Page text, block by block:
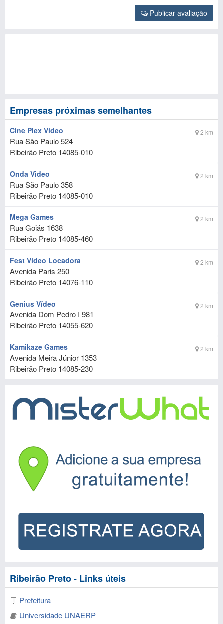
Publicar avaliação
Empresas próximas semelhantes
2 km
Cine Plex Vídeo
Rua São Paulo 524
Ribeirão Preto 14085-010
2 km
Onda Video
Rua São Paulo 358
Ribeirão Preto 14085-010
2 km
Mega Games
Rua Goiás 1638
Ribeirão Preto 14085-460
2 km
Fest Vídeo Locadora
Avenida Paris 250
Ribeirão Preto 14076-110
2 km
Genius Vídeo
Avenida Dom Pedro I 981
Ribeirão Preto 14055-620
2 km
Kamikaze Games
Avenida Meira Júnior 1353
Ribeirão Preto 14085-230
Ribeirão Preto - Links úteis
Prefeitura
Universidade UNAERP